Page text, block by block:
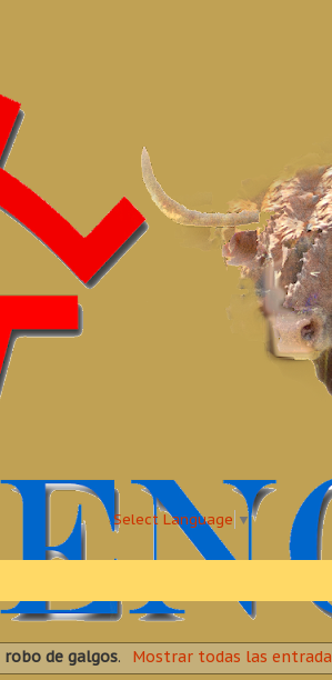
Select Language ▼
robo de galgos. Mostrar todas las